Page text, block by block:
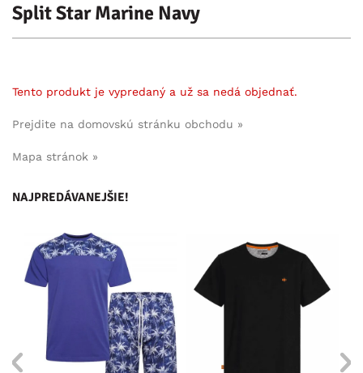
Split Star Marine Navy
Tento produkt je vypredaný a už sa nedá objednať.
Prejdite na domovskú stránku obchodu »
Mapa stránok »
NAJPREDÁVANEJŠIE!